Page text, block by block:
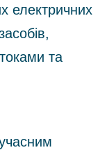
електричних
та